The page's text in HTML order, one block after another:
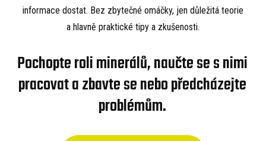
informace dostat. Bez zbytečné omáčky, jen důležitá teorie
a hlavně praktické tipy a zkušenosti.
Pochopte roli minerálů, naučte se s nimi
pracovat a zbavte se nebo předcházejte
problémům.